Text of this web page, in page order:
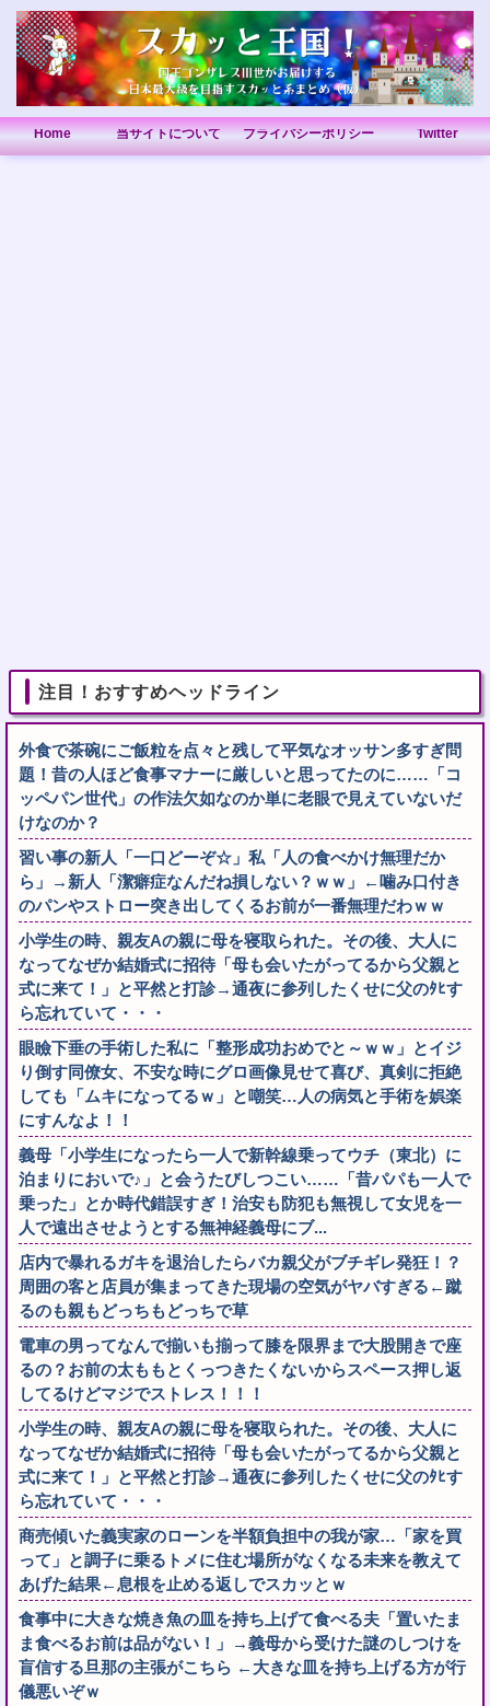
Home 当サイトについて プライバシーポリシー Twitter
注目！おすすめヘッドライン
外食で茶碗にご飯粒を点々と残して平気なオッサン多すぎ問
題！昔の人ほど食事マナーに厳しいと思ってたのに……「コ
ッペパン世代」の作法欠如なのか単に老眼で見えていないだ
けなのか？
習い事の新人「一口どーぞ☆」私「人の食べかけ無理だか
ら」→新人「潔癖症なんだね損しない？ｗｗ」←噛み口付き
のパンやストロー突き出してくるお前が一番無理だわｗｗ
小学生の時、親友Aの親に母を寝取られた。その後、大人に
なってなぜか結婚式に招待「母も会いたがってるから父親と
式に来て！」と平然と打診→通夜に参列したくせに父のﾀﾋす
ら忘れていて・・・
眼瞼下垂の手術した私に「整形成功おめでと～ｗｗ」とイジ
り倒す同僚女、不安な時にグロ画像見せて喜び、真剣に拒絶
しても「ムキになってるｗ」と嘲笑…人の病気と手術を娯楽
にすんなよ！！
義母「小学生になったら一人で新幹線乗ってウチ（東北）に
泊まりにおいで♪」と会うたびしつこい……「昔パパも一人で
乗った」とか時代錯誤すぎ！治安も防犯も無視して女児を一
人で遠出させようとする無神経義母にブ...
店内で暴れるガキを退治したらバカ親父がブチギレ発狂！？
周囲の客と店員が集まってきた現場の空気がヤバすぎる←蹴
るのも親もどっちもどっちで草
電車の男ってなんで揃いも揃って膝を限界まで大股開きで座
るの？お前の太ももとくっつきたくないからスペース押し返
してるけどマジでストレス！！！
小学生の時、親友Aの親に母を寝取られた。その後、大人に
なってなぜか結婚式に招待「母も会いたがってるから父親と
式に来て！」と平然と打診→通夜に参列したくせに父のﾀﾋす
ら忘れていて・・・
商売傾いた義実家のローンを半額負担中の我が家…「家を買
って」と調子に乗るトメに住む場所がなくなる未来を教えて
あげた結果←息根を止める返しでスカッとｗ
食事中に大きな焼き魚の皿を持ち上げて食べる夫「置いたま
ま食べるお前は品がない！」→義母から受けた謎のしつけを
盲信する旦那の主張がこちら ←大きな皿を持ち上げる方が行
儀悪いぞｗ